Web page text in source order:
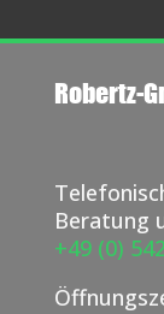
Robertz-
Beratung
+49 (0)